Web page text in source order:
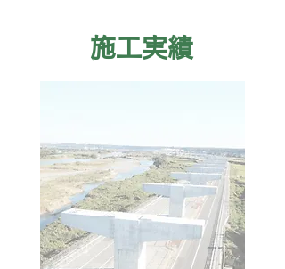
​施工実績